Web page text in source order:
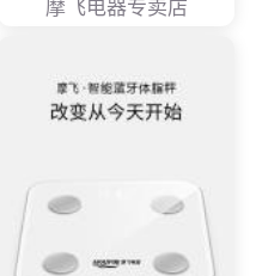
摩飞电器专卖店